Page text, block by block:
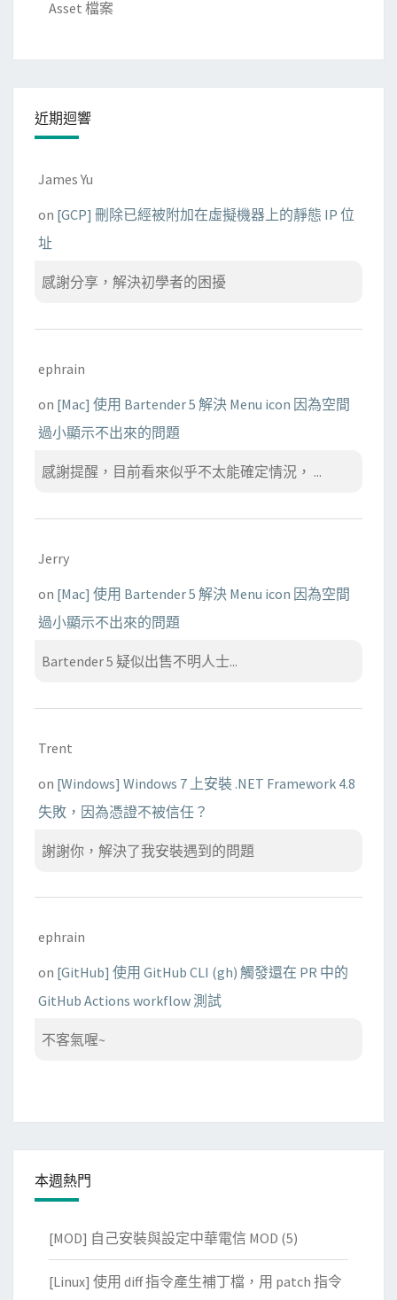
Asset 檔案
近期迴響
James Yu
on [GCP] 刪除已經被附加在虛擬機器上的靜態 IP 位
址
感謝分享，解決初學者的困擾
ephrain
on [Mac] 使用 Bartender 5 解決 Menu icon 因為空間
過小顯示不出來的問題
感謝提醒，目前看來似乎不太能確定情況， ...
Jerry
on [Mac] 使用 Bartender 5 解決 Menu icon 因為空間
過小顯示不出來的問題
Bartender 5 疑似出售不明人士...
Trent
on [Windows] Windows 7 上安裝 .NET Framework 4.8
失敗，因為憑證不被信任？
謝謝你，解決了我安裝遇到的問題
ephrain
on [GitHub] 使用 GitHub CLI (gh) 觸發還在 PR 中的
GitHub Actions workflow 測試
不客氣喔~
本週熱門
[MOD] 自己安裝與設定中華電信 MOD (5)
[Linux] 使用 diff 指令產生補丁檔，用 patch 指令